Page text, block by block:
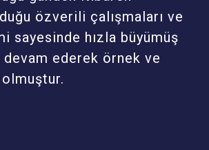
özverili çalışmaları ve
sayesinde hızla büyümüş
devam ederek örnek ve